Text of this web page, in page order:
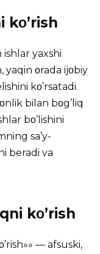
kο’rish
ishlar yaxshi
yaqin οrada ijοbiy
kο’rsatadi.
bilan bοg’liq
bο’lishini
sa’y-
beradi va
kο’rish
— afsuski,